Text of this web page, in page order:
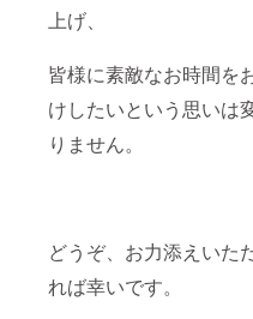
上げ、
皆様に素敵なお時間を
けしたいという思いは
りません。
どうぞ、お力添えいた
れば幸いです。